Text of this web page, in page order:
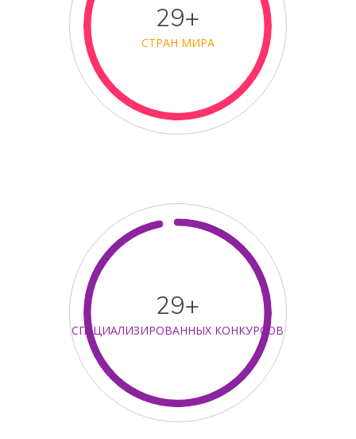
30+
СТРАН МИРА
30+
СПЕЦИАЛИЗИРОВАННЫХ КОНКУРСОВ